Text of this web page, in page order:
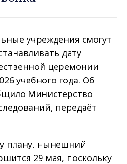
учреждения смогут
дату
церемонии
учебного года. Об
Министерство
передаёт
плану, нынешний
29 мая, поскольку